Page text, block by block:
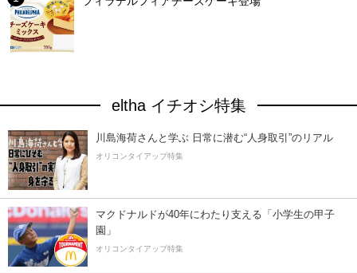
eltha イチオシ特集
川島海荷さんと学ぶ 日常に潜む“人身取引”のリアル
オリコンタイアップ特集
マクドナルドが40年にわたり支える「小学生の甲子
園」
オリコンタイアップ特集